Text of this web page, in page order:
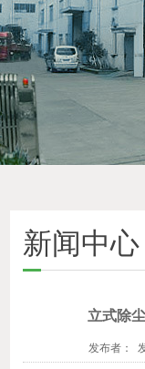
新闻中心
立式除
发布者：